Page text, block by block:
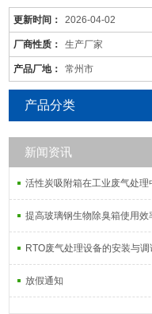
从事于：各类工业废气、废
温等工程的设计、制作、安
由于市场价格浮动影响，以
宜昌/有机废气处理设备/远程
活性炭吸附塔：
通过利用高性能活性炭吸附
更新时间： 2026-04-02
厂商性质： 生产厂家
产品厂地： 常州市
产品分类
新闻资讯
活性炭吸附箱在工业废气处理
提高玻璃钢生物除臭箱使用效
RTO废气处理设备的安装与调
放假通知